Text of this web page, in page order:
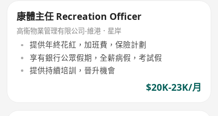
康體主任 Recreation Officer
高衞物業管理有限公司-維港．星岸
提供年終花紅，加班費，保險計劃
享有銀行公眾假期，全薪病假，考試假
提供持續培訓，晉升機會
$20K-23K/月